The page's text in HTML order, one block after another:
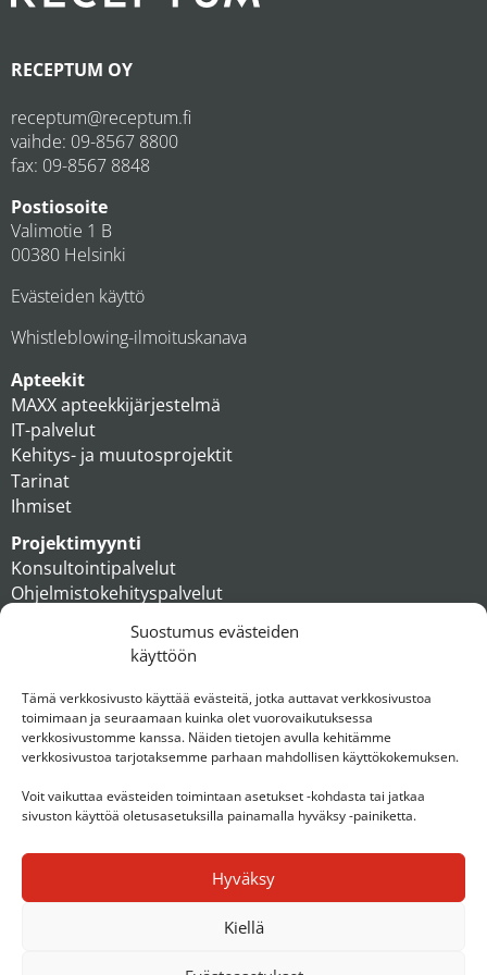
Suostumus evästeiden
käyttöön
Tämä verkkosivusto käyttää evästeitä, jotka auttavat verkkosivustoa
toimimaan ja seuraamaan kuinka olet vuorovaikutuksessa
verkkosivustomme kanssa. Näiden tietojen avulla kehitämme
verkkosivustoa tarjotaksemme parhaan mahdollisen käyttökokemuksen.
Voit vaikuttaa evästeiden toimintaan asetukset -kohdasta tai jatkaa
sivuston käyttöä oletusasetuksilla painamalla hyväksy -painiketta.
Hyväksy
Kiellä
RECEPTUM OY
receptum@receptum.fi
vaihde: 09-8567 8800
fax: 09-8567 8848
Postiosoite
Valimotie 1 B
00380 Helsinki
Evästeiden käyttö
Whistleblowing-ilmoituskanava
Apteekit
MAXX apteekkijärjestelmä
IT-palvelut
Kehitys- ja muutosprojektit
Tarinat
Ihmiset
Projektimyynti
Konsultointipalvelut
Ohjelmistokehityspalvelut
Ihmiset
Konserni
Ota yhteyttä